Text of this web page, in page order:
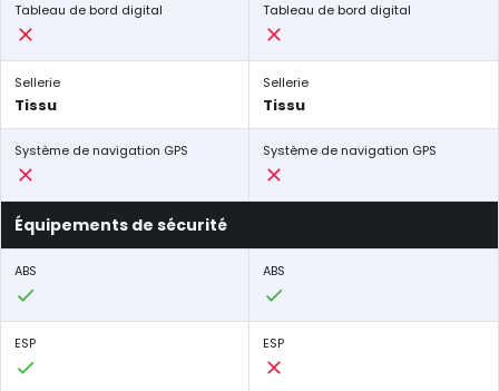
Tableau de bord digital Tableau de bord digital
Sellerie
Tissu
Sellerie
Tissu
Système de navigation GPS Système de navigation GPS
Équipements de sécurité
ABS ABS
ESP ESP